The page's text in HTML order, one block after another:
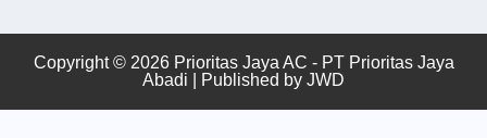
Copyright © 2026 Prioritas Jaya AC - PT Prioritas Jaya
Abadi | Published by JWD